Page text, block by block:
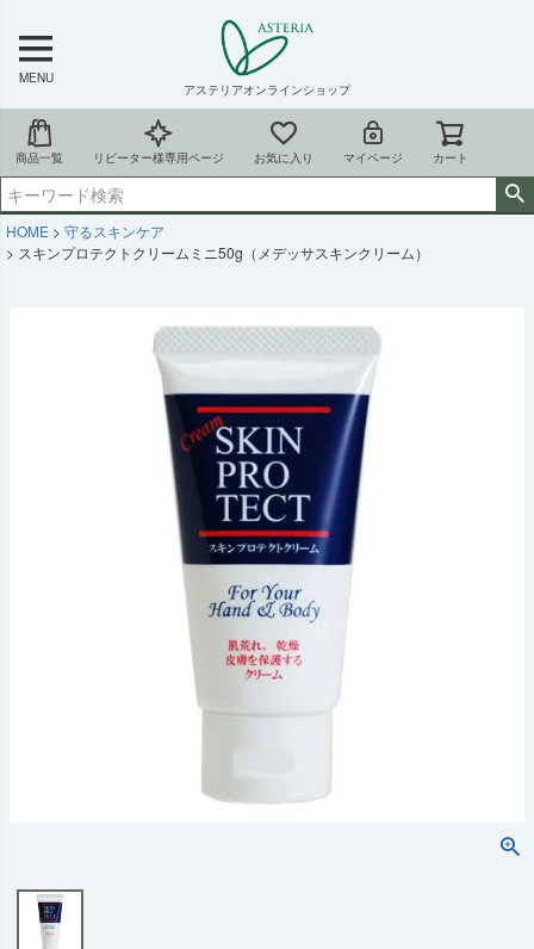
MENU
アステリアオンラインショップ
商品一覧 リピーター様専用ページ お気に入り マイページ カート
HOME
守るスキンケア
スキンプロテクトクリームミニ50g（メデッサスキンクリーム）